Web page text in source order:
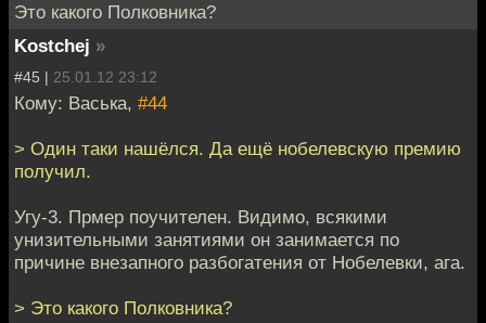
Это какого Полковника?
Kostchej »
#45 | 25.01.12 23:12
Кому: Васька, #44
> Один таки нашёлся. Да ещё нобелевскую премию
получил.
Угу-3. Прмер поучителен. Видимо, всякими
унизительными занятиями он занимается по
причине внезапного разбогатения от Нобелевки, ага.
> Это какого Полковника?